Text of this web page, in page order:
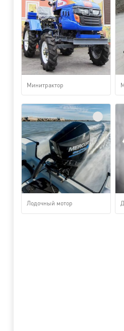
Минитрактор
Лодочный мотор